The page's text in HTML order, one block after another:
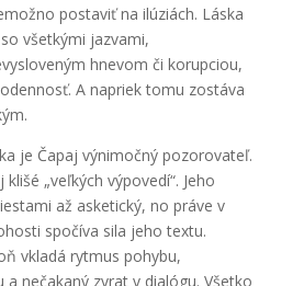
postaviť na ilúziách. Láska
všetkými jazvami,
hnevom či korupciou,
A napriek tomu zostáva
je Čapaj výnimočný pozorovateľ.
„veľkých výpovedí“. Jeho
až asketický, no práve v
spočíva sila jeho textu.
vkladá rytmus pohybu,
nečakaný zvrat v dialógu. Všetko